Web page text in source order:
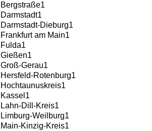
Bergstraße1
Darmstadt1
Darmstadt-Dieburg1
Frankfurt am Main1
Fulda1
Gießen1
Groß-Gerau1
Hersfeld-Rotenburg1
Hochtaunuskreis1
Kassel 1
Lahn-Dill-Kreis1
Limburg-Weilburg1
Main-Kinzig-Kreis1